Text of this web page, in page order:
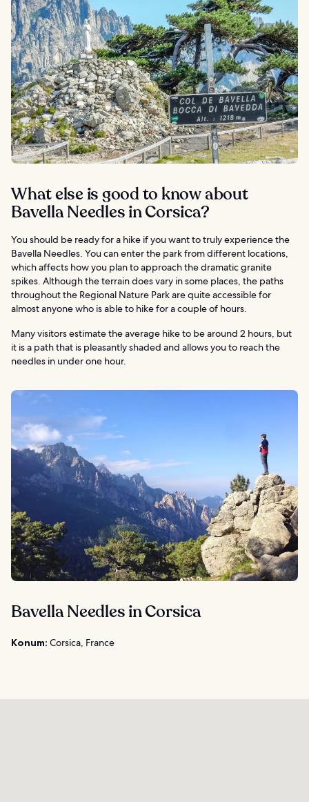
What else is good to know about
Bavella Needles in Corsica?
You should be ready for a hike if you want to truly experience the
Bavella Needles. You can enter the park from different locations,
which affects how you plan to approach the dramatic granite
spikes. Although the terrain does vary in some places, the paths
throughout the Regional Nature Park are quite accessible for
almost anyone who is able to hike for a couple of hours.
Many visitors estimate the average hike to be around 2 hours, but
it is a path that is pleasantly shaded and allows you to reach the
needles in under one hour.
Bavella Needles in Corsica
Konum: Corsica, France